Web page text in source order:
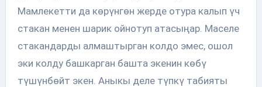
Мамлекетти да көрүнгөн жерде отура калып үч
стакан менен шарик ойнотуп атасыңар. Маселе
стакандарды алмаштырган колдо эмес, ошол
эки колду башкарган башта экенин көбү
түшүнбөйт экен. Аныкы деле түпкү табияты